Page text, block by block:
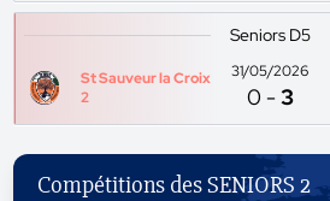
Seniors D5
St Sauveur la Croix
2
31/05/2026
0 -3
Compétitions des SENIORS 2